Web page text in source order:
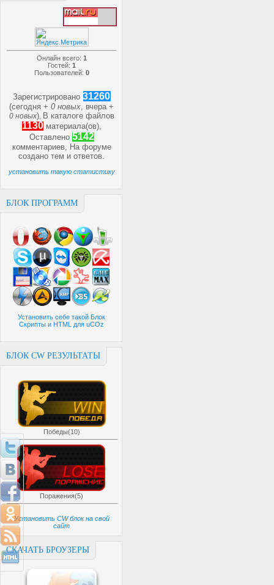
Онлайн всего: 1
Гостей: 1
Пользователей: 0
Зарегистрировано 31260
(сегодня +0 новых, вчера +
0 новых) В каталоге файлов
1130 материала(ов),
Оставлено 5142
комментариев, На форуме
созданотем иответов.
установить такую статистику
БЛОК ПРОГРАММ
Установить себе такой Блок
Скрипты и HTML для uCOz
БЛОК CW РЕЗУЛЬТАТЫ
Победы(10)
Поражения(5)
Установить CW блок на свой
сайт
СКАЧАТЬ БРОУЗЕРЫ